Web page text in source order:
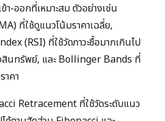
า-ออกที่เหมาะสม ตัวอย่างเช่น
ที่ใช้ดูแนวโน้มราคาเฉลี่ย,
(RSI) ที่ใช้วัดภาวะซื้อมากเกินไป
สินทรัพย์, และ Bollinger Bands ที่
าคา
Retracement ที่ใช้วัดระดับแนว